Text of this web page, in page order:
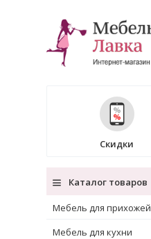
Скидки
Каталог товаров
Мебель для прихожей
Мебель для кухни